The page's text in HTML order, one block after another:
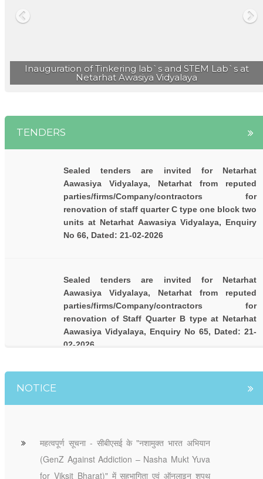
Inauguration of Tinkering lab`s and STEM Lab`s at
Netarhat Awasiya Vidyalaya
TENDERS
Sealed tenders are invited for Netarhat
Aawasiya Vidyalaya, Netarhat from reputed
parties/firms/Company/contractors for
renovation of staff quarter C type one block two
units at Netarhat Aawasiya Vidyalaya, Enquiry
No 66, Dated: 21-02-2026
Sealed tenders are invited for Netarhat
Aawasiya Vidyalaya, Netarhat from reputed
parties/firms/Company/contractors for
renovation of Staff Quarter B type at Netarhat
Aawasiya Vidyalaya, Enquiry No 65, Dated: 21-
02-2026
NOTICE
महत्वपूर्ण सूचना - सीबीएसई के "नशामुक्त भारत अभियान
(GenZ Against Addiction – Nasha Mukt Yuva
for Viksit Bharat)" में सहभागिता एवं ऑनलाइन शपथ